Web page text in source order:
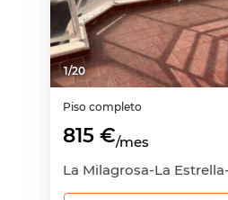
1/20
Piso completo
815 €/mes